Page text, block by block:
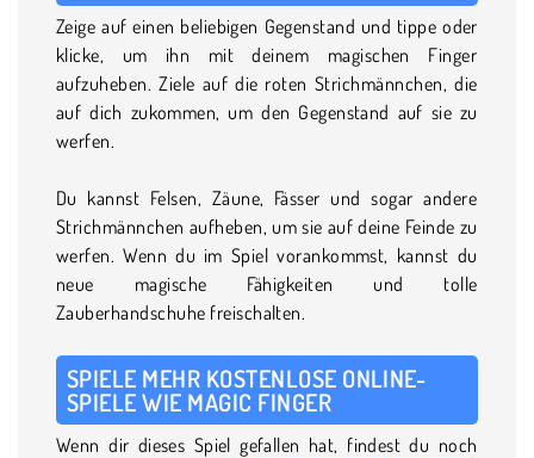
Zeige auf einen beliebigen Gegenstand und tippe oder
klicke, um ihn mit deinem magischen Finger
aufzuheben. Ziele auf die roten Strichmännchen, die
auf dich zukommen, um den Gegenstand auf sie zu
werfen.
Du kannst Felsen, Zäune, Fässer und sogar andere
Strichmännchen aufheben, um sie auf deine Feinde zu
werfen. Wenn du im Spiel vorankommst, kannst du
neue magische Fähigkeiten und tolle
Zauberhandschuhe freischalten.
SPIELE MEHR KOSTENLOSE ONLINE-
SPIELE WIE MAGIC FINGER
Wenn dir dieses Spiel gefallen hat, findest du noch